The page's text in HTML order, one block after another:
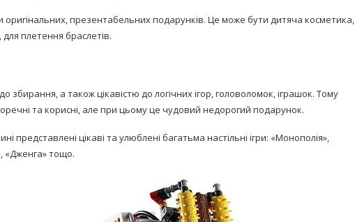
оригінальних, презентабельних подарунків. Це може бути дитяча косметика,
плетення браслетів.
збирання, а також цікавістю до логічних ігор, головоломок, іграшок. Тому
та корисні, але при цьому це чудовий недорогий подарунок.
представлені цікаві та улюблені багатьма настільні ігри: «Монополія»,
«Дженга» тощо.